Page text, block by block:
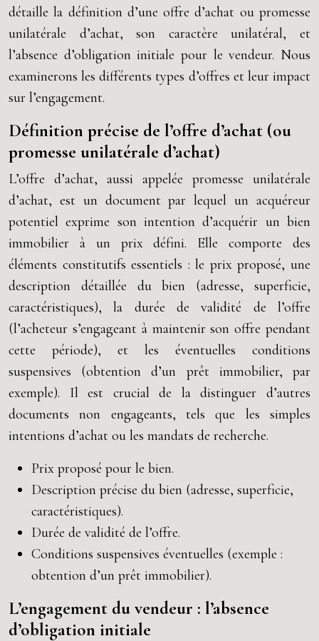
détaille la définition d’une offre d’achat ou promesse
unilatérale d’achat, son caractère unilatéral, et
l’absence d’obligation initiale pour le vendeur. Nous
examinerons les différents types d’offres et leur impact
sur l’engagement.
Définition précise de l’offre d’achat (ou
promesse unilatérale d’achat)
L’offre d’achat, aussi appelée promesse unilatérale
d’achat, est un document par lequel un acquéreur
potentiel exprime son intention d’acquérir un bien
immobilier à un prix défini. Elle comporte des
éléments constitutifs essentiels : le prix proposé, une
description détaillée du bien (adresse, superficie,
caractéristiques), la durée de validité de l’offre
(l’acheteur s’engageant à maintenir son offre pendant
cette période), et les éventuelles conditions
suspensives (obtention d’un prêt immobilier, par
exemple). Il est crucial de la distinguer d’autres
documents non engageants, tels que les simples
intentions d’achat ou les mandats de recherche.
Prix proposé pour le bien.
Description précise du bien (adresse, superficie,
caractéristiques).
Durée de validité de l’offre.
Conditions suspensives éventuelles (exemple :
obtention d’un prêt immobilier).
L’engagement du vendeur : l’absence
d’obligation initiale